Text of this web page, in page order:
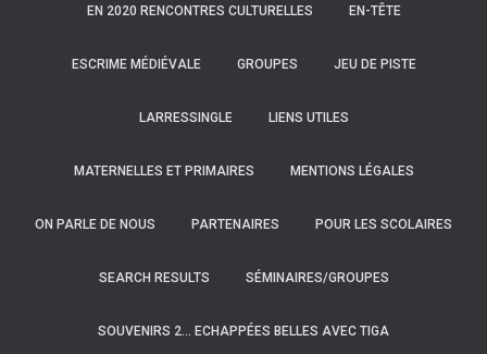
EN 2020 RENCONTRES CULTURELLES EN-TÊTE
ESCRIME MÉDIÉVALE GROUPES JEU DE PISTE
LARRESSINGLE LIENS UTILES
MATERNELLES ET PRIMAIRES MENTIONS LÉGALES
ON PARLE DE NOUS PARTENAIRES POUR LES SCOLAIRES
SEARCH RESULTS SÉMINAIRES/GROUPES
SOUVENIRS 2… ECHAPPÉES BELLES AVEC TIGA